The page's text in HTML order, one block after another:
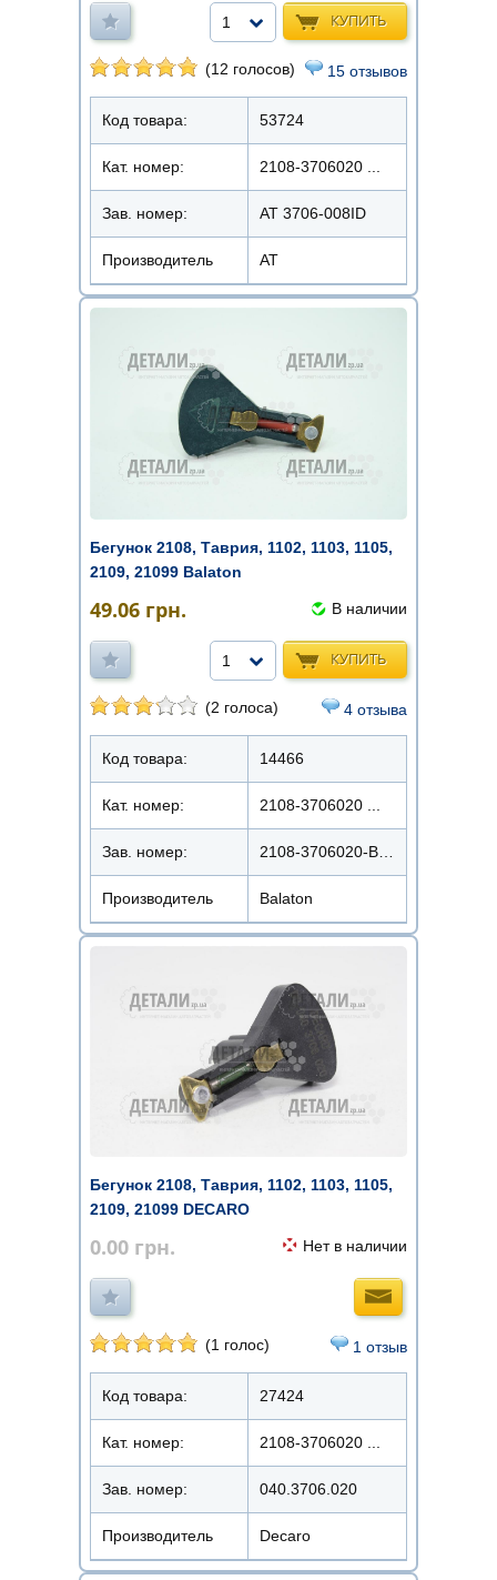
КУПИТЬ
1
(12 голосов) 15 отзывов
Код товара: 53724
Кат. номер: 2108-3706020 ...
Зав. номер: AT 3706-008ID
Производитель АТ
Бегунок 2108, Таврия, 1102, 1103, 1105,
2109, 21099 Balaton
49.06 грн. В наличии
КУПИТЬ
1
(2 голоса) 4 отзыва
Код товара: 14466
Кат. номер: 2108-3706020 ...
Зав. номер:
Производитель Balaton
Бегунок 2108, Таврия, 1102, 1103, 1105,
2109, 21099 DECARO
0.00 грн. Нет в наличии
(1 голос) 1 отзыв
Код товара: 27424
Кат. номер: 2108-3706020 ...
Зав. номер: 040.3706.020
Производитель Decaro